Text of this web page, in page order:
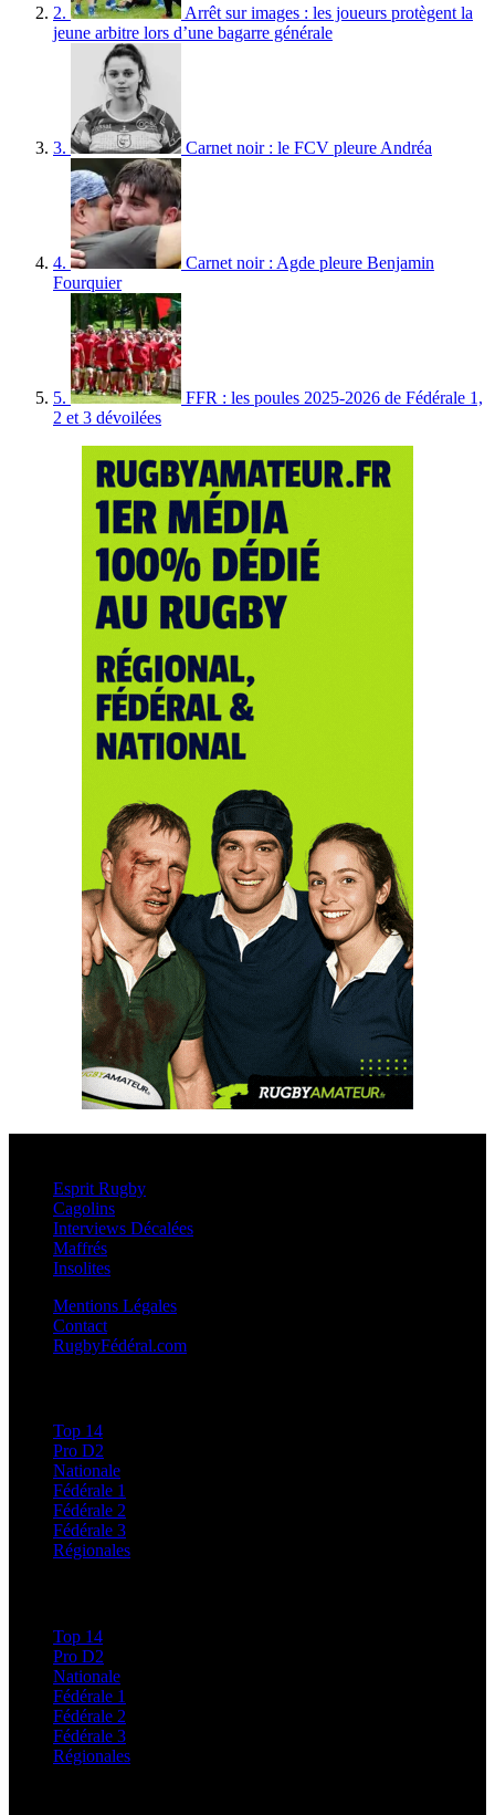
2.
Arrêt sur images : les joueurs protègent la
jeune arbitre lors d’une bagarre générale
3. Carnet noir : le FCV pleure Andréa
4.
Carnet noir : Agde pleure Benjamin
Fourquier
5.
FFR : les poules 2025-2026 de Fédérale 1,
2 et 3 dévoilées
Esprit Rugby
Cagolins
Interviews Décalées
Maffrés
Insolites
Mentions Légales
Contact
RugbyFédéral.com
Top 14
Pro D2
Nationale
Fédérale 1
Fédérale 2
Fédérale 3
Régionales
Top 14
Pro D2
Nationale
Fédérale 1
Fédérale 2
Fédérale 3
Régionales